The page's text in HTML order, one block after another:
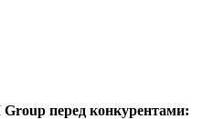
перед конкурентами: